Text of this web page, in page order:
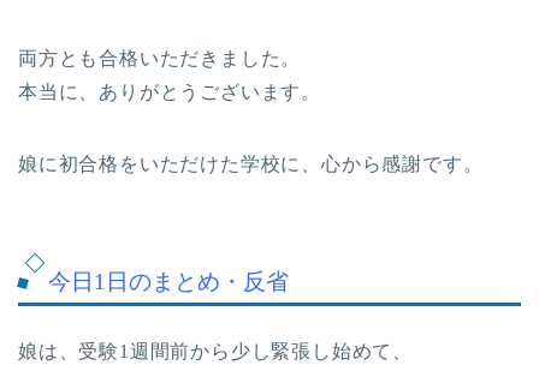
両方とも合格いただきました。
本当に、ありがとうございます。
娘に初合格をいただけた学校に、心から感謝です。
今日1日のまとめ・反省
娘は、受験1週間前から少し緊張し始めて、